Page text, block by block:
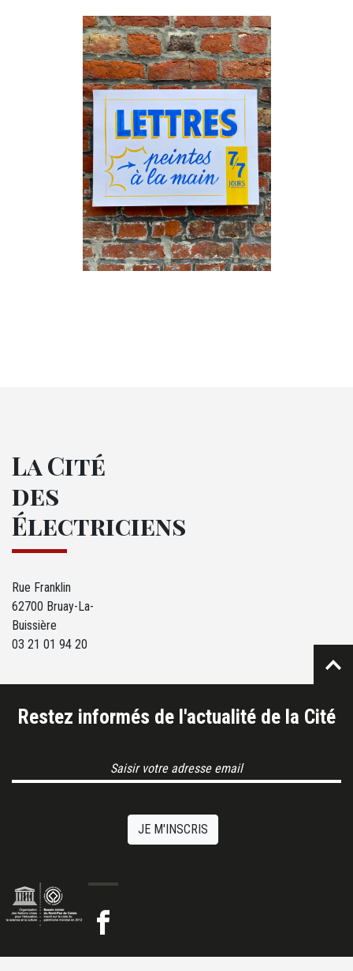
La Cité
des
Électriciens
Rue Franklin
62700 Bruay-La-
Buissière
03 21 01 94 20
Restez informés de l'actualité de la Cité
JE M'INSCRIS